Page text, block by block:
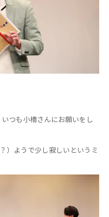
いつも小橋さんにお願いをし
）ようで少し寂しいというミ